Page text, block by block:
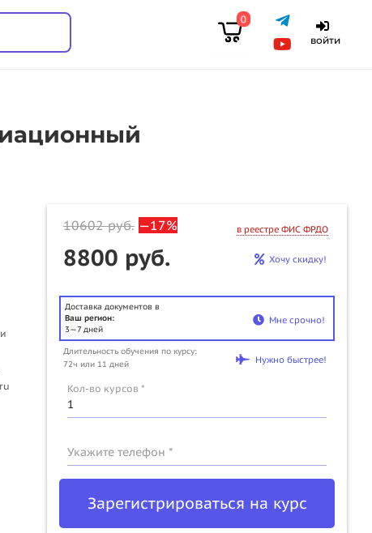
0
войти
10602руб. —17% в реестре ФИС ФРДО
8800 руб. Хочу скидку!
Доставка документов в
Ваш регион:
3—7 дней
Мне срочно!
Длительность обучения по курсу:
72ч или 11 дней
Нужно быстрее!
Кол-во курсов *
Укажите телефон *
Зарегистрироваться на курс